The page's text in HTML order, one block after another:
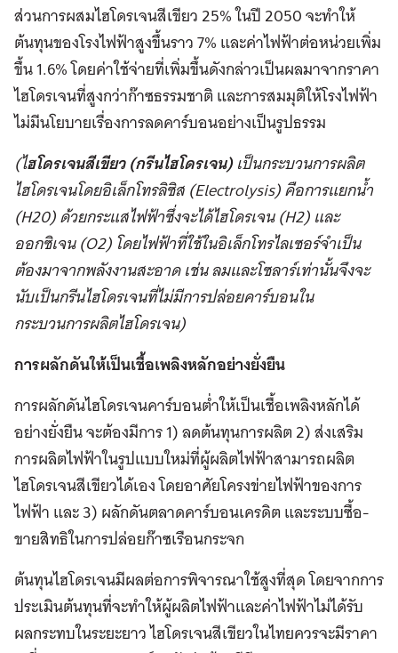
ส่วนการผสมไฮโดรเจนสีเขียว 25% ในปี 2050 จะทำให้
ต้นทุนของโรงไฟฟ้าสูงขึ้นราว 7% และค่าไฟฟ้าต่อหน่วยเพิ่ม
ขึ้น 1.6% โดยค่าใช้จ่ายที่เพิ่มขึ้นดังกล่าวเป็นผลมาจากราคา
ไฮโดรเจนที่สูงกว่าก๊าซธรรมชาติ และการสมมุติให้โรงไฟฟ้า
ไม่มีนโยบายเรื่องการลดคาร์บอนอย่างเป็นรูปธรรม
(ไฮโดรเจนสีเขียว (กรีนไฮโดรเจน)เป็นกระบวนการผลิต
ไฮโดรเจนโดยอิเล็กโทรลิซิส (Electrolysis) คือการแยกน้ำ
(H20) ด้วยกระแสไฟฟ้าซึ่งจะได้ไฮโดรเจน (H2) และ
ออกซิเจน (O2) โดยไฟฟ้าที่ใช้ในอิเล็กโทรไลเซอร์จำเป็น
ต้องมาจากพลังงานสะอาด เช่น ลมและโซลาร์เท่านั้นจึงจะ
นับเป็นกรีนไฮโดรเจนที่ไม่มีการปล่อยคาร์บอนใน
กระบวนการผลิตไฮโดรเจน)
การผลักดันให้เป็นเชื้อเพลิงหลักอย่างยั่งยืน
การผลักดันไฮโดรเจนคาร์บอนต่ำให้เป็นเชื้อเพลิงหลักได้
อย่างยั่งยืน จะต้องมีการ 1) ลดต้นทุนการผลิต 2) ส่งเสริม
การผลิตไฟฟ้าในรูปแบบใหม่ที่ผู้ผลิตไฟฟ้าสามารถผลิต
ไฮโดรเจนสีเขียวได้เอง โดยอาศัยโครงข่ายไฟฟ้าของการ
ไฟฟ้า และ 3) ผลักดันตลาดคาร์บอนเครดิต และระบบซื้อ-
ขายสิทธิในการปล่อยก๊าซเรือนกระจก
ต้นทุนไฮโดรเจนมีผลต่อการพิจารณาใช้สูงที่สุด โดยจากการ
ประเมินต้นทุนที่จะทำให้ผู้ผลิตไฟฟ้าและค่าไฟฟ้าไม่ได้รับ
ผลกระทบในระยะยาว ไฮโดรเจนสีเขียวในไทยควรจะมีราคา